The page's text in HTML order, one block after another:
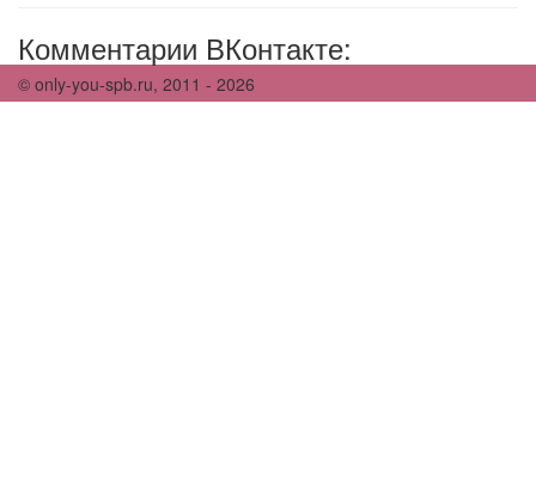
Комментарии ВКонтакте:
© only-you-spb.ru, 2011 - 2026